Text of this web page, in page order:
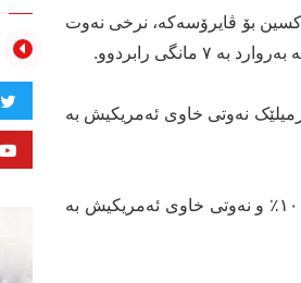
بۆ ڤایرۆسەکە، نرخی نەوت
رابردوو.
جيهاندا بە ٤٦ دۆلار و ٤٦ سەنتە و نرخى بەرميلێک نەوتی خاوی ئەمريکيش بە
بەپێی هەواڵی ئاژانسە ئابورييەکان، لە ماوەی رابردوودا، نرخی نەوتی خاوی برێنت بە رێژەی ١٠٪ و نەوتی خاوی ئەمريکيش بە